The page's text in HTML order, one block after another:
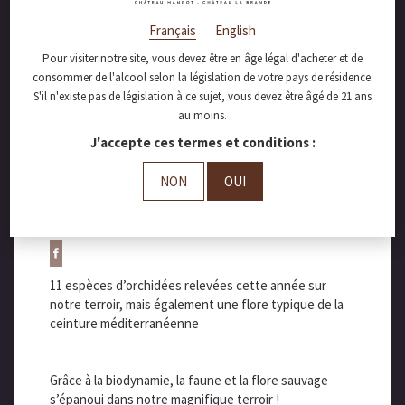
juin 5, 2023
La magie de la
ceinture
méditerranéenne !
11 espèces d’orchidées relevées cette année sur
notre terroir, mais également une flore typique de la
ceinture méditerranéenne
Grâce à la biodynamie, la faune et la flore sauvage
s’épanoui dans notre magnifique terroir !
Français English
Pour visiter notre site, vous devez être en âge légal d'acheter et de
consommer de l'alcool selon la législation de votre pays de résidence.
S'il n'existe pas de législation à ce sujet, vous devez être âgé de 21 ans
au moins.
J'accepte ces termes et conditions :
NON OUI